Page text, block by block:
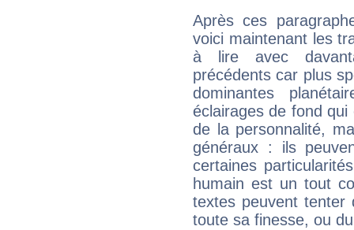
Après ces
voici maintenant les
à lire avec
précédents car plus
dominantes
éclairages de fond
de la personnalité,
généraux : ils
certaines
humain est un tout
textes peuvent tenter
toute sa finesse, ou